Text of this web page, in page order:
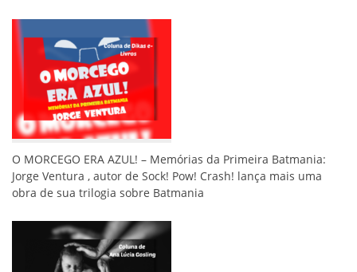
O MORCEGO ERA AZUL! – Memórias da Primeira Batmania:
Jorge Ventura , autor de Sock! Pow! Crash! lança mais uma
obra de sua trilogia sobre Batmania